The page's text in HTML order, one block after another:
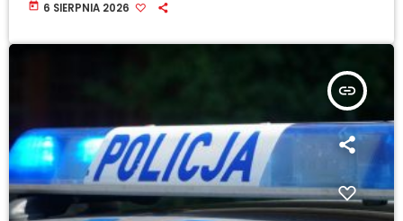
today 6 SIERPNIA 2026
insert_link